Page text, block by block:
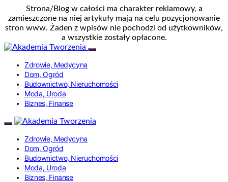
Strona/Blog w całości ma charakter reklamowy, a
zamieszczone na niej artykuły mają na celu pozycjonowanie
stron www. Żaden z wpisów nie pochodzi od użytkowników,
a wszystkie zostały opłacone.
Zdrowie, Medycyna
Dom, Ogród
Budownictwo, Nieruchomości
Moda, Uroda
Biznes, Finanse
Zdrowie, Medycyna
Dom, Ogród
Budownictwo, Nieruchomości
Moda, Uroda
Biznes, Finanse